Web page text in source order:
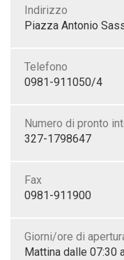
Indirizzo
Piazza Antonio
Telefono
0981-911050/4
Numero di pronto
327-1798647
Fax
0981-911900
Giorni/ore di
Mattina dalle 07:30